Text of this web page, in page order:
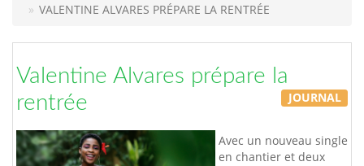
VALENTINE ALVARES PRÉPARE LA RENTRÉE
Valentine Alvares prépare la
rentrée
JOURNAL
Avec un nouveau single
en chantier et deux